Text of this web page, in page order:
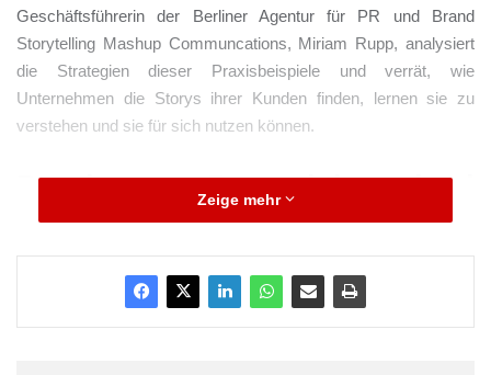
Geschäftsführerin der Berliner Agentur für PR und Brand
Storytelling Mashup Communcations, Miriam Rupp, analysiert
die Strategien dieser Praxisbeispiele und verrät, wie
Unternehmen die Storys ihrer Kunden finden, lernen sie zu
verstehen und sie für sich nutzen können.
Durch Perspektivwechsel
verstehen: Üben mit der
Empathy Map
Zeige mehr